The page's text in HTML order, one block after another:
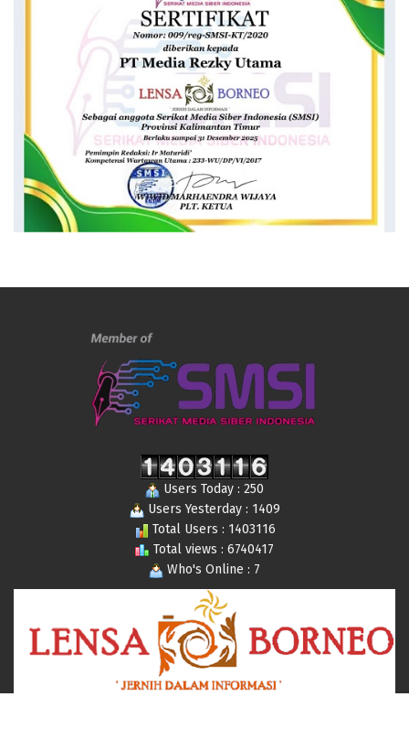
Users Today : 250
Users Yesterday : 1409
Total Users : 1403116
Total views : 6740417
Who's Online : 7